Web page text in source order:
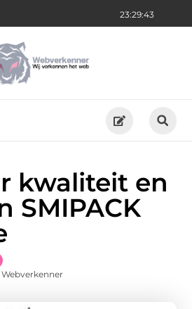
23:29:45
kwaliteit en
SMIPACK